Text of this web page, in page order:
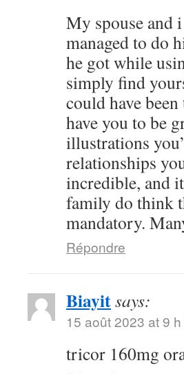
My spouse and
managed to do
he got while
simply find
could have
have you to be
illustrations
relationships
incredible, and
family do think
mandatory.
Répondre
Biayitsays:
15 août 2023 at 9
tricor 160mg